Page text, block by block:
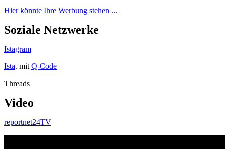
Hier könnte Ihre Werbung stehen ...
Soziale Netzwerke
Istagram
Ista. mit Q-Code
Threads
Video
reportnet24TV